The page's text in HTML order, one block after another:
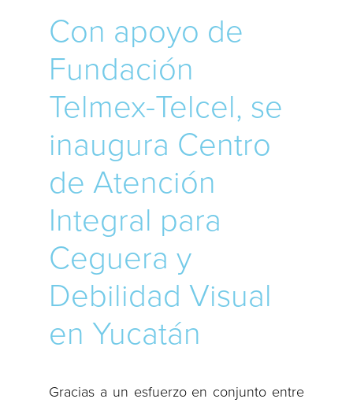
Con apoyo de
Fundación
Telmex-Telcel, se
inaugura Centro
de Atención
Integral para
Ceguera y
Debilidad Visual
en Yucatán
Gracias a un esfuerzo en conjunto entre